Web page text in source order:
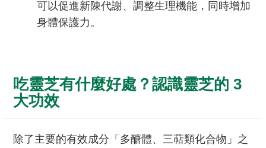
可以促進新陳代謝、調整生理機能，同時增加
身體保護力。
吃靈芝有什麼好處？認識靈芝的 3
大功效
除了主要的有效成分「多醣體、三萜類化合物」之